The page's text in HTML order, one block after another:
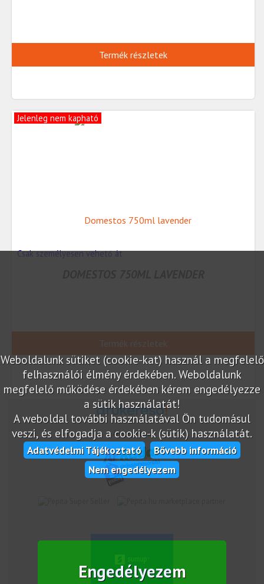
Termék részletek
Jelenleg nem kapható
Csak személyesen vehető át
Weboldalunk sütiket (cookie-kat) használ a megfelelő
felhasználói élmény érdekében. Weboldalunk
megfelelő működése érdekében kérem engedélyezze
a sütik használatát!
A weboldal további használatával Ön tudomásul
veszi, és elfogadja a cookie-k (sütik) használatát.
Adatvédelmi Tájékoztató
Bővebb információ
Nem engedélyezem
Engedélyezem
Árukereső.hu